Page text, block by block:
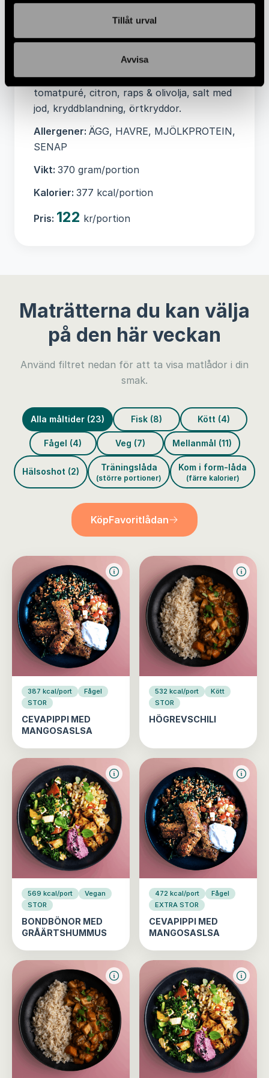
Tillåt urval
Avvisa
Sockerarter 2 g, Protein 6,1 g, Salt 0,5 g
kalvfärs(12%), nötfärs(12%), morot,
potatis, lök, ÄGG, HAVREdryck,
dijonSENAP, glutenfri HAVREgryn, vitlök,
tomatpuré, citron, raps & olivolja, salt med
jod, kryddblandning, örtkryddor.
Allergener: ÄGG, HAVRE, MJÖLKPROTEIN,
SENAP
Vikt: 370 gram/portion
Kalorier: 377 kcal/portion
Pris: 122 kr/portion
Maträtterna du kan välja
på den här veckan
Använd filtret nedan för att ta visa matlådor i din
smak.
Alla måltider (23) Fisk (8) Kött (4)
Fågel (4) Veg (7) Mellanmål (11)
Hälsoshot (2) Träningslåda
(större portioner)
Kom i form-låda
(färre kalorier)
KöpFavoritlådan
387 kcal/port
Fågel
STOR
CEVAPIPPI MED
MANGOSASLSA
532 kcal/port
Kött
STOR
HÖGREVSCHILI
569 kcal/port
Vegan
STOR
BONDBÖNOR MED
GRÅÄRTSHUMMUS
472 kcal/port
Fågel
EXTRA STOR
CEVAPIPPI MED
MANGOSASLSA